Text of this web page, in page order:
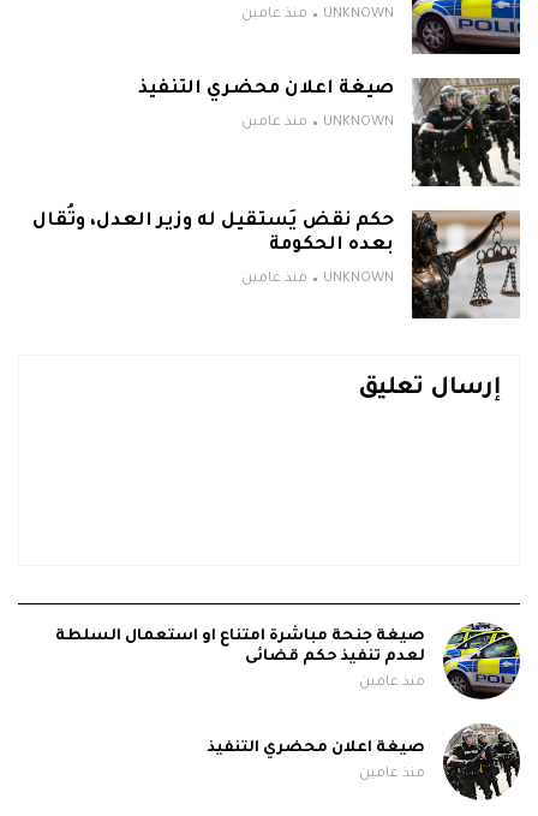
UNKNOWN منذ عامين
صيغة اعلان محضري التنفيذ
UNKNOWN منذ عامين
حكم نقض يَستقيل له وزير العدل، وتُقال
بعده الحكومة
UNKNOWN منذ عامين
إرسال تعليق
صيغة جنحة مباشرة امتناع او استعمال السلطة
لعدم تنفيذ حكم قضائى
منذ عامين
صيغة اعلان محضري التنفيذ
منذ عامين